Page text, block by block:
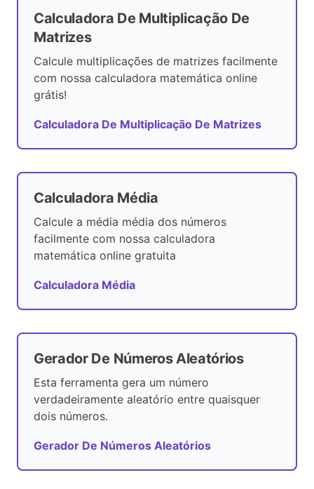
Calculadora De Multiplicação De
Matrizes
Calcule multiplicações de matrizes facilmente
com nossa calculadora matemática online
grátis!
Calculadora De Multiplicação De Matrizes
Calculadora Média
Calcule a média média dos números
facilmente com nossa calculadora
matemática online gratuita
Calculadora Média
Gerador De Números Aleatórios
Esta ferramenta gera um número
verdadeiramente aleatório entre quaisquer
dois números.
Gerador De Números Aleatórios